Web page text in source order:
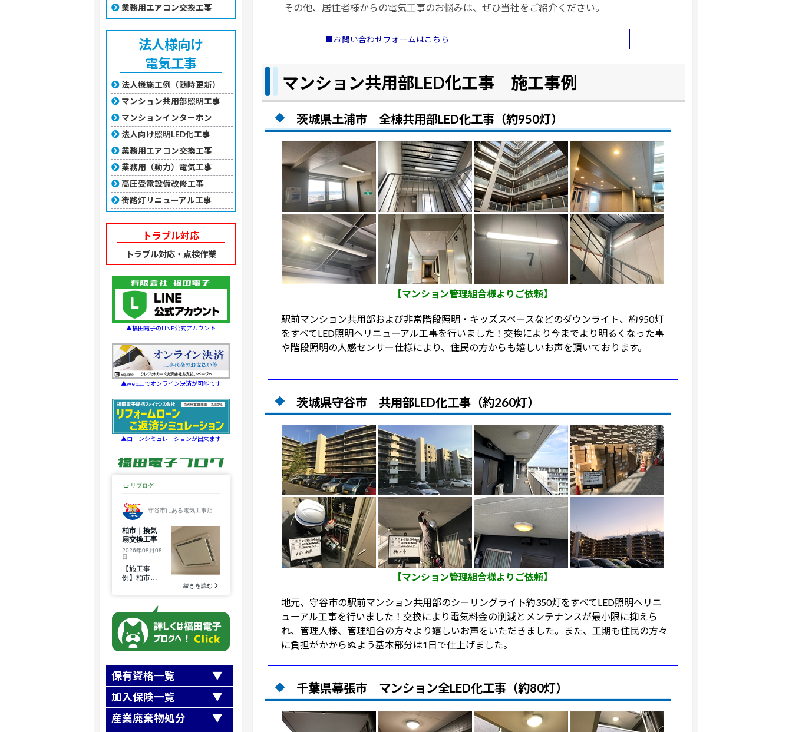
業務用エアコン交換工事
法人様向け
電気工事
法人様施工例（随時更新）
マンション共用部照明工事
マンションインターホン
法人向け照明LED化工事
業務用エアコン交換工事
業務用（動力）電気工事
高圧受電設備改修工事
街路灯リニューアル工事
トラブル対応
トラブル対応・点検作業
▲福田電子のLINE公式アカウント
▲web上でオンライン決済が可能です
▲ローンシミュレーションが出来ます
保有資格一覧
第一種電気工事士
第二種電気工事士
職長・安全衛生責任者
加入保険一覧
全日本電気工事業工業組合連合会
産業廃棄物処分
その他、居住者様からの電気工事のお悩みは、ぜひ当社をご紹介ください。
■お問い合わせフォームはこちら
マンション共用部LED化工事 施工事例
茨城県土浦市 全棟共用部LED化工事（約950灯）
【マンション管理組合様よりご依頼】
駅前マンション共用部および非常階段照明・キッズスペースなどのダウンライト、約950灯
をすべてLED照明へリニューアル工事を行いました！交換により今までより明るくなった事
や階段照明の人感センサー仕様により、住民の方からも嬉しいお声を頂いております。
茨城県守谷市 共用部LED化工事（約260灯）
【マンション管理組合様よりご依頼】
地元、守谷市の駅前マンション共用部のシーリングライト約350灯をすべてLED照明へリニ
ューアル工事を行いました！交換により電気料金の削減とメンテナンスが最小限に抑えら
れ、管理人様、管理組合の方々より嬉しいお声をいただきました。また、工期も住民の方々
に負担がかからぬよう基本部分は1日で仕上げました。
千葉県幕張市 マンション全LED化工事（約80灯）